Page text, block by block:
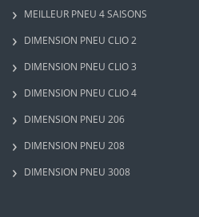
MEILLEUR PNEU 4 SAISONS
DIMENSION PNEU CLIO 2
DIMENSION PNEU CLIO 3
DIMENSION PNEU CLIO 4
DIMENSION PNEU 206
DIMENSION PNEU 208
DIMENSION PNEU 3008